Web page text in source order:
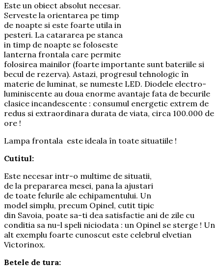
Este un obiect absolut necesar.
Serveste la orientarea pe timp
de noapte si este foarte utila in
pesteri. La catararea pe stanca
in timp de noapte se foloseste
lanterna frontala care permite
folosirea mainilor (foarte importante sunt bateriile si
becul de rezerva). Astazi, progresul tehnologic în
materie de luminat, se numeste LED. Diodele electro-
luminiscente au doua enorme avantaje fata de becurile
clasice incandescente : consumul energetic extrem de
redus si extraordinara durata de viata, circa 100.000 de
ore !
Lampa frontala este ideala în toate situatiile !
Cutitul:
Este necesar intr-o multime de situatii,
de la prepararea mesei, pana la ajustari
de toate felurile ale echipamentului. Un
model simplu, precum Opinel, cutit tipic
din Savoia, poate sa-ti dea satisfactie ani de zile cu
conditia sa nu-l speli niciodata : un Opinel se sterge ! Un
alt exemplu foarte cunoscut este celebrul elvetian
Victorinox.
Betele de tura: